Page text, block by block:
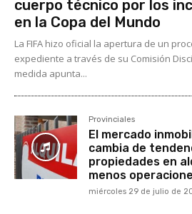
cuerpo técnico por los
en la Copa del Mundo
La FIFA hizo oficial la apertura de un
expediente a través de su Comisión
medida apunta...
Provinciales
El mercado
cambia de
propiedades en
menos
miércoles 29 de julio de